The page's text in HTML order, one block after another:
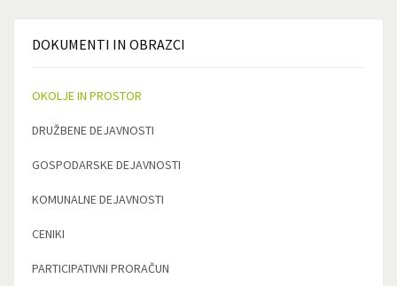
DOKUMENTI IN OBRAZCI
OKOLJE IN PROSTOR
DRUŽBENE DEJAVNOSTI
GOSPODARSKE DEJAVNOSTI
KOMUNALNE DEJAVNOSTI
CENIKI
PARTICIPATIVNI PRORAČUN